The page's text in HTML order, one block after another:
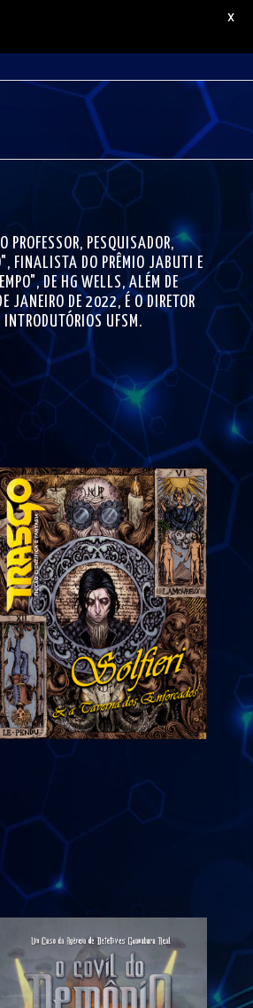
PROFESSOR, PESQUISADOR,
FINALISTA DO PRÊMIO JABUTI E
DE HG WELLS, ALÉM DE
JANEIRO DE 2022, É O DIRETOR
UFSM.
X